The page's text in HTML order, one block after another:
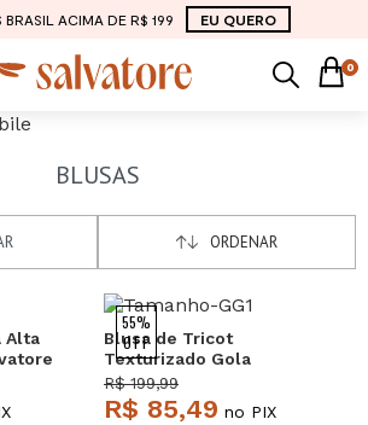
BRASIL ACIMA DE R$ 199 EU QUERO
0
BLUSAS
ORDENAR
Alta
55%
OFF
Blusa de Tricot
Texturizado Gola
Redonda Preto Salvatore
R$ 199,99
R$ 85,49 no PIX